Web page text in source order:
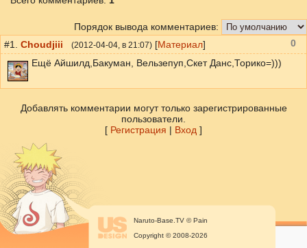
Порядок вывода комментариев:
#1. Choudjiii (2012-04-04 , в 21:07) [Материал]
Ещё Айшилд,Бакуман, Вельзепуп,Скет Данс,Торико=)))
0
Добавлять комментарии могут только зарегистрированные
пользователи.
[ Регистрация | Вход ]
Naruto-Base.TV © Pain
Copyright © 2008-2026